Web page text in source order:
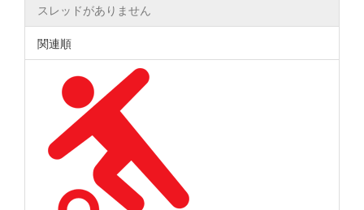
スレッドがありません
関連順